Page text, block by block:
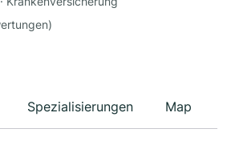
Spezialisierungen Map